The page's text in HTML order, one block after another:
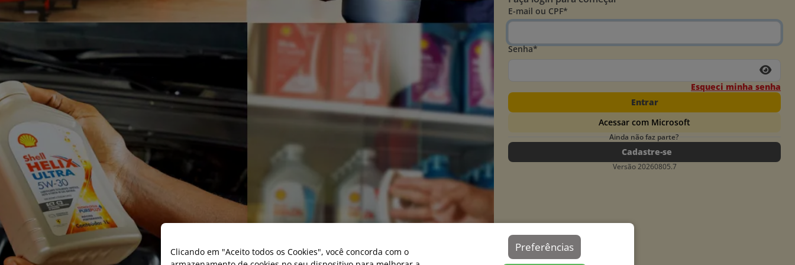
Clicando em "Aceito todos os Cookies", você concorda com o
Preferências
E-mail ou CPF*
Senha*
Esqueci minha senha
Entrar
Acessar com Microsoft
Ainda não faz parte?
Cadastre-se
Versão 20260805.7